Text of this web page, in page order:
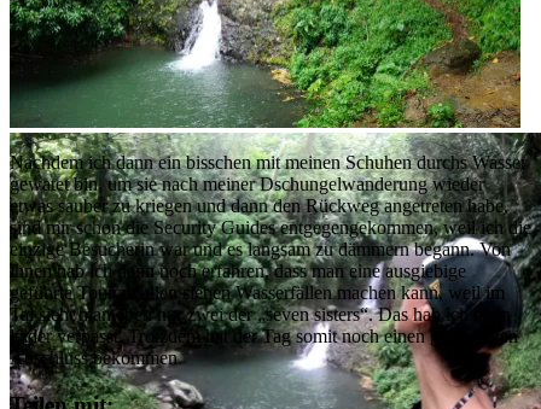
Zwei der Seven Sisters
Nachdem ich dann ein bisschen mit meinen Schuhen durchs Wasser
gewatet bin, um sie nach meiner Dschungelwanderung wieder
etwas sauber zu kriegen und dann den Rückweg angetreten habe,
sind mir schon die Security Guides entgegengekommen, weil ich die
einzige Besucherin war und es langsam zu dämmern begann. Von
ihnen hab ich dann noch erfahren, dass man eine ausgiebige
geführte Tour zu allen sieben Wasserfällen machen kann, weil im
Tal sieht man eben nur zwei der „seven sisters“. Das hab ich dann
leider verpasst. Trotzdem hat der Tag somit noch einen gelungenen
Abschluss bekommen.